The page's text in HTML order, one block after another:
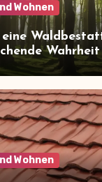
Wohnen
Wahrheit
Ruhe
Wohnen